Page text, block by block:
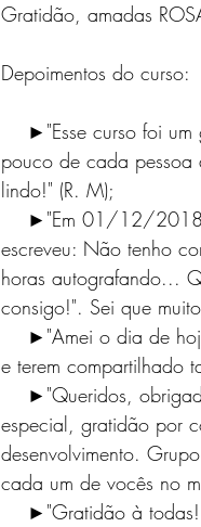
Gratidão, amadas
Depoimentos do curso:
pouco de cada pessoa
lindo!" (R. M);
escreveu: Não tenho
horas autografando...
consigo!". Sei que
e terem compartilhado
especial, gratidão por
desenvolvimento.
cada um de vocês no